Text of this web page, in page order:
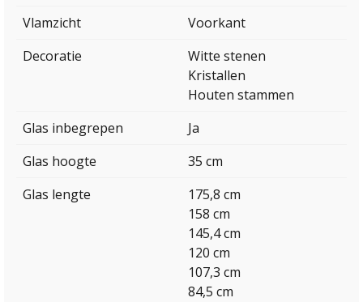
Vlamzicht
Voorkant
Decoratie
Witte stenen
Kristallen
Houten stammen
Glas inbegrepen
Ja
Glas hoogte
35 cm
Glas lengte
175,8 cm
158 cm
145,4 cm
120 cm
107,3 cm
84,5 cm